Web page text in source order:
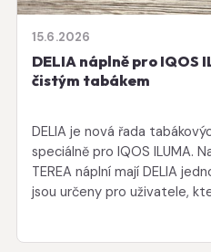
15.6.2026
DELIA náplně pro IQOS
čistým tabákem
DELIA je nová řada
speciálně pro IQOS ILUMA.
TEREA náplní mají DELIA
jsou určeny pro uživatele,